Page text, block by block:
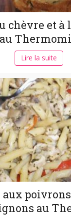
chèvre et à
au
Lire la suite
aux
au